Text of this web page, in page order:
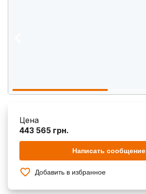
Цена
443 565 грн.
Написать сообщение
Добавить в избранное